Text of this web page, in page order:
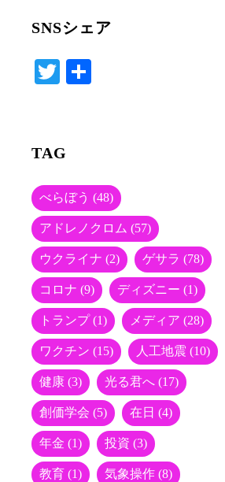
SNSシェア
T
r
TAG
べらぼう (48)
アドレノクロム (57)
ウクライナ (2) ゲサラ (78)
コロナ (9) ディズニー (1)
トランプ(1) メディア (28)
ワクチン (15) 人工地震 (10)
健康 (3) 光る君へ (17)
創価学会 (5) 在日 (4)
年金 (1) 投資 (3)
教育 (1) 気象操作 (8)